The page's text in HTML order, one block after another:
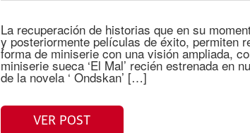
La recuperación de historias que en su
y posteriormente películas de éxito, permiten
forma de miniserie con una visión ampliada,
miniserie sueca ‘El Mal’ recién estrenada en
de la novela ‘ Ondskan’ […]
VER POST